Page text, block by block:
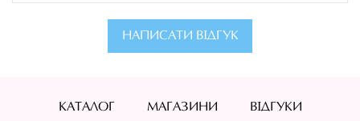
НАПИСАТИ ВІДГУК
КАТАЛОГ МАГАЗИНИ ВІДГУКИ